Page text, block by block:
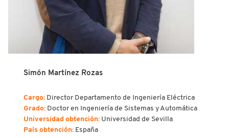
Simón Martínez Rozas
Cargo: Director Departamento de Ingeniería Eléctrica
Grado: Doctor en Ingeniería de Sistemas y Automática
Universidad obtención: Universidad de Sevilla
País obtención: España